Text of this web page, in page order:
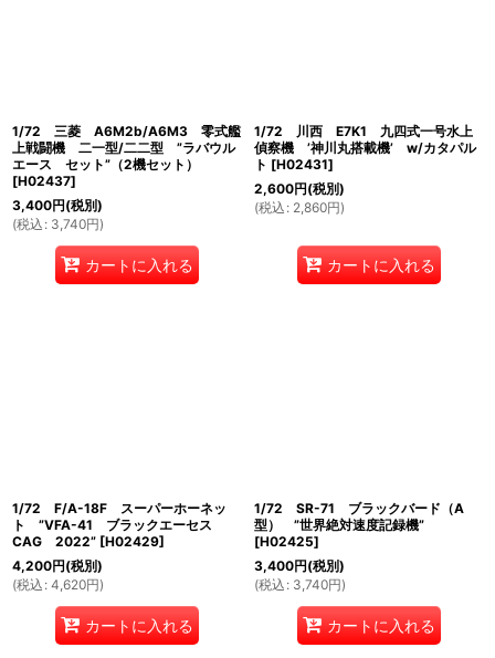
1/72 三菱 A6M2b/A6M3 零式艦
上戦闘機 二一型/二二型 ”ラバウル
エース セット”（2機セット）
[H02437]
3,400円(税別)
(税込 : 3,740円)
カートに入れる
1/72 川西 E7K1 九四式一号水上
偵察機 ’神川丸搭載機’ w/カタパル
ト [H02431]
2,600円(税別)
(税込 : 2,860円)
カートに入れる
1/72 F/A-18F スーパーホーネッ
ト ”VFA-41 ブラックエーセス
CAG 2022” [H02429]
4,200円(税別)
(税込 : 4,620円)
カートに入れる
1/72 SR-71 ブラックバード（A
型） ”世界絶対速度記録機”
[H02425]
3,400円(税別)
(税込 : 3,740円)
カートに入れる